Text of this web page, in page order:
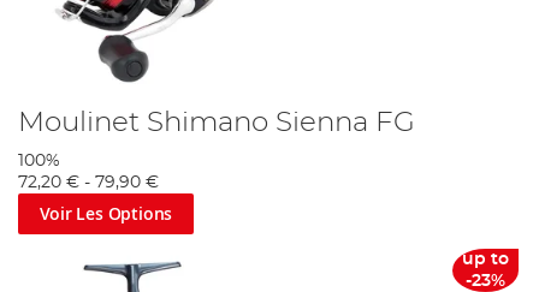
Moulinet Shimano Sienna FG
100%
72,20 € - 79,90 €
Voir Les Options
up to
-23%